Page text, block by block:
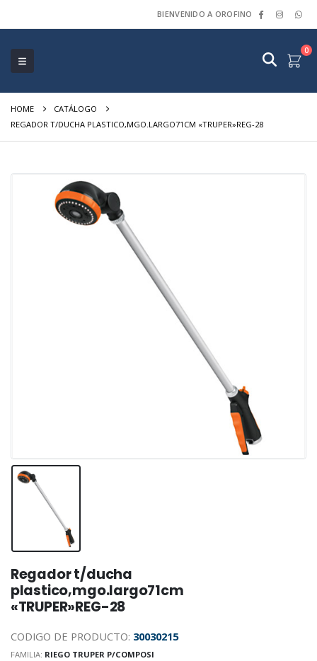
BIENVENIDO A OROFINO
0
HOME
CATÁLOGO
REGADOR T/DUCHA PLASTICO,MGO.LARGO71CM «TRUPER»REG-28
Regador t/ducha
plastico,mgo.largo71cm
«TRUPER»REG-28
CODIGO DE PRODUCTO: 30030215
FAMILIA: RIEGO TRUPER P/COMPOSI